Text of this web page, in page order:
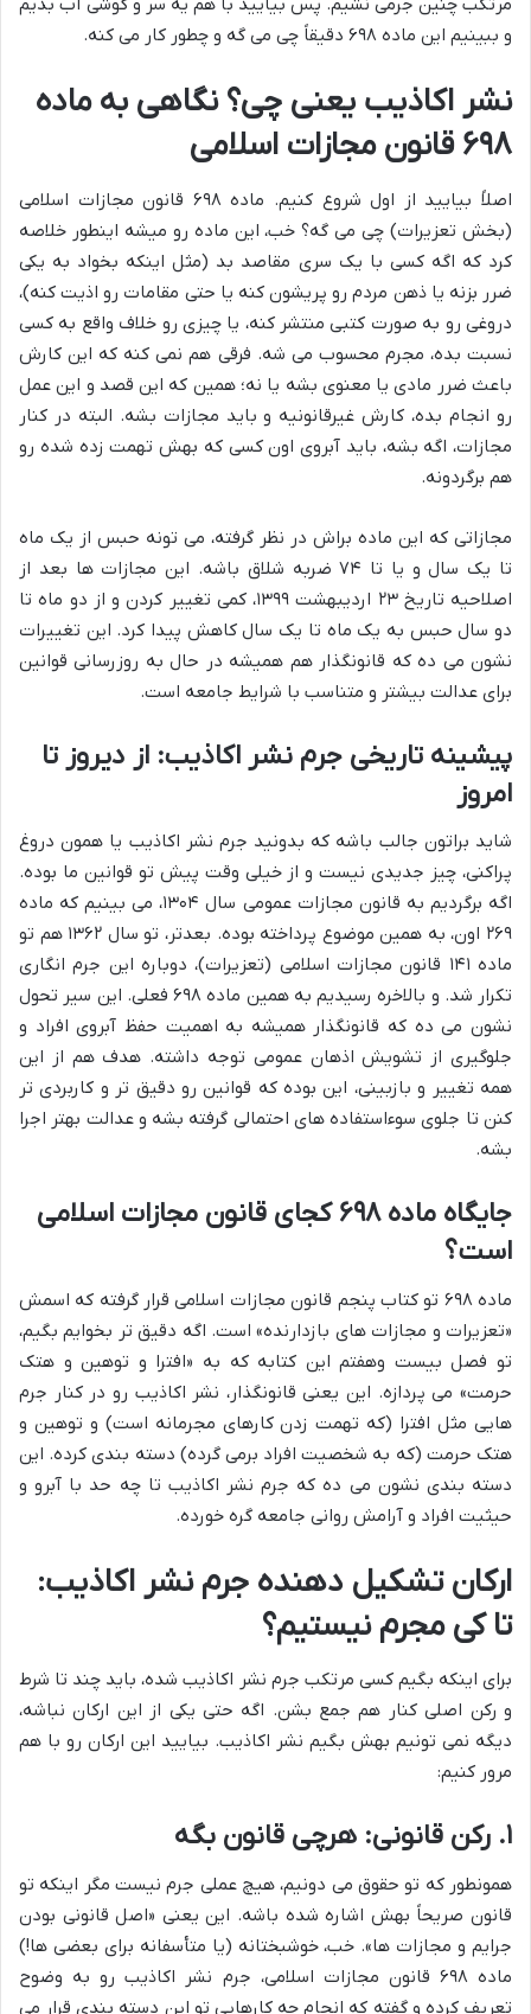
مرتکب چنین جرمی نشیم. پس بیایید با هم یه سر و گوشی آب بدیم
و ببینیم این ماده ۶۹۸ دقیقاً چی می گه و چطور کار می کنه.
نشر اکاذیب یعنی چی؟ نگاهی به ماده
۶۹۸ قانون مجازات اسلامی
اصلاً بیایید از اول شروع کنیم. ماده ۶۹۸ قانون مجازات اسلامی
(بخش تعزیرات) چی می گه؟ خب، این ماده رو میشه اینطور خلاصه
کرد که اگه کسی با یک سری مقاصد بد (مثل اینکه بخواد به یکی
ضرر بزنه یا ذهن مردم رو پریشون کنه یا حتی مقامات رو اذیت کنه)،
دروغی رو به صورت کتبی منتشر کنه، یا چیزی رو خلاف واقع به کسی
نسبت بده، مجرم محسوب می شه. فرقی هم نمی کنه که این کارش
باعث ضرر مادی یا معنوی بشه یا نه؛ همین که این قصد و این عمل
رو انجام بده، کارش غیرقانونیه و باید مجازات بشه. البته در کنار
مجازات، اگه بشه، باید آبروی اون کسی که بهش تهمت زده شده رو
هم برگردونه.
مجازاتی که این ماده براش در نظر گرفته، می تونه حبس از یک ماه
تا یک سال و یا تا ۷۴ ضربه شلاق باشه. این مجازات ها بعد از
اصلاحیه تاریخ ۲۳ اردیبهشت ۱۳۹۹، کمی تغییر کردن و از دو ماه تا
دو سال حبس به یک ماه تا یک سال کاهش پیدا کرد. این تغییرات
نشون می ده که قانونگذار هم همیشه در حال به روزرسانی قوانین
برای عدالت بیشتر و متناسب با شرایط جامعه است.
پیشینه تاریخی جرم نشر اکاذیب: از دیروز تا
امروز
شاید براتون جالب باشه که بدونید جرم نشر اکاذیب یا همون دروغ
پراکنی، چیز جدیدی نیست و از خیلی وقت پیش تو قوانین ما بوده.
اگه برگردیم به قانون مجازات عمومی سال ۱۳۰۴، می بینیم که ماده
۲۶۹ اون، به همین موضوع پرداخته بوده. بعدتر، تو سال ۱۳۶۲ هم تو
ماده ۱۴۱ قانون مجازات اسلامی (تعزیرات)، دوباره این جرم انگاری
تکرار شد. و بالاخره رسیدیم به همین ماده ۶۹۸ فعلی. این سیر تحول
نشون می ده که قانونگذار همیشه به اهمیت حفظ آبروی افراد و
جلوگیری از تشویش اذهان عمومی توجه داشته. هدف هم از این
همه تغییر و بازبینی، این بوده که قوانین رو دقیق تر و کاربردی تر
کنن تا جلوی سوءاستفاده های احتمالی گرفته بشه و عدالت بهتر اجرا
بشه.
جایگاه ماده ۶۹۸ کجای قانون مجازات اسلامی
است؟
ماده ۶۹۸ تو کتاب پنجم قانون مجازات اسلامی قرار گرفته که اسمش
«تعزیرات و مجازات های بازدارنده» است. اگه دقیق تر بخوایم بگیم،
تو فصل بیست وهفتم این کتابه که به «افترا و توهین و هتک
حرمت» می پردازه. این یعنی قانونگذار، نشر اکاذیب رو در کنار جرم
هایی مثل افترا (که تهمت زدن کارهای مجرمانه است) و توهین و
هتک حرمت (که به شخصیت افراد برمی گرده) دسته بندی کرده. این
دسته بندی نشون می ده که جرم نشر اکاذیب تا چه حد با آبرو و
حیثیت افراد و آرامش روانی جامعه گره خورده.
ارکان تشکیل دهنده جرم نشر اکاذیب:
تا کی مجرم نیستیم؟
برای اینکه بگیم کسی مرتکب جرم نشر اکاذیب شده، باید چند تا شرط
و رکن اصلی کنار هم جمع بشن. اگه حتی یکی از این ارکان نباشه،
دیگه نمی تونیم بهش بگیم نشر اکاذیب. بیایید این ارکان رو با هم
مرور کنیم:
۱. رکن قانونی: هرچی قانون بگه
همونطور که تو حقوق می دونیم، هیچ عملی جرم نیست مگر اینکه تو
قانون صریحاً بهش اشاره شده باشه. این یعنی «اصل قانونی بودن
جرایم و مجازات ها». خب، خوشبختانه (یا متأسفانه برای بعضی ها!)
ماده ۶۹۸ قانون مجازات اسلامی، جرم نشر اکاذیب رو به وضوح
تعریف کرده و گفته که انجام چه کارهایی تو این دسته بندی قرار می